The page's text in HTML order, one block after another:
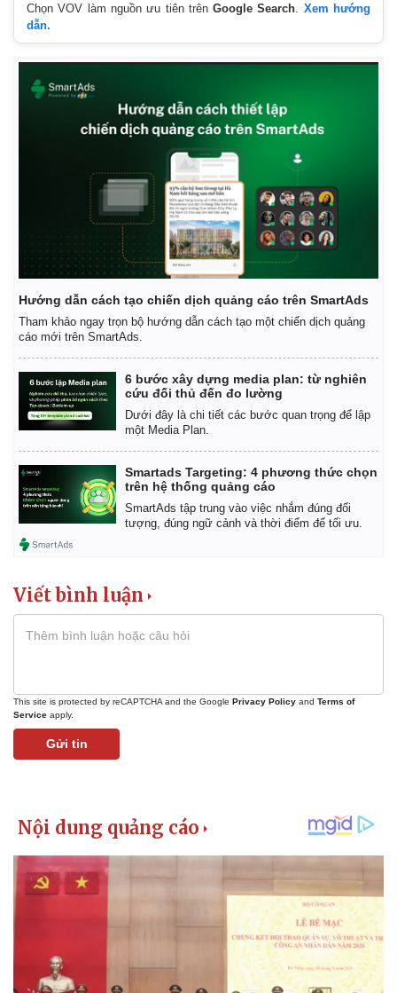
Kinh tế
Thị trường
Giá vàng
Tiêu dùng
Tỷ giá
Chứng khoán
Chọn VOV làm nguồn ưu tiên trênGoogle Search. Xem hướng
dẫn.
Hướng dẫn cách tạo chiến dịch quảng cáo trên SmartAds
Tham khảo ngay trọn bộ hướng dẫn cách tạo một chiến dịch quảng
cáo mới trên SmartAds.
6 bước xây dựng media plan: từ nghiên
cứu đối thủ đến đo lường
Dưới đây là chi tiết các bước quan trọng để lập
một Media Plan.
Smartads Targeting: 4 phương thức chọn
trên hệ thống quảng cáo
SmartAds tập trung vào việc nhắm đúng đối
tượng, đúng ngữ cảnh và thời điểm để tối ưu.
Viết bình luận
This site is protected by reCAPTCHA and the Google Privacy Policy and Terms of
Service apply.
Gửi tin